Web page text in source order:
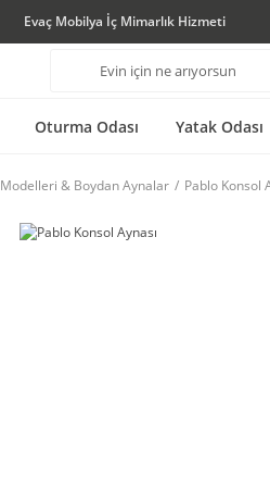
Evaç Mobilya İç Mimarlık Hizmeti
Oturma Odası Yatak Odası
& Boydan Aynalar Pablo Konsol